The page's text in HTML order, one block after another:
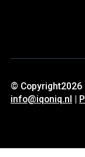
© Copyright2026
info@iqoniq.nl |